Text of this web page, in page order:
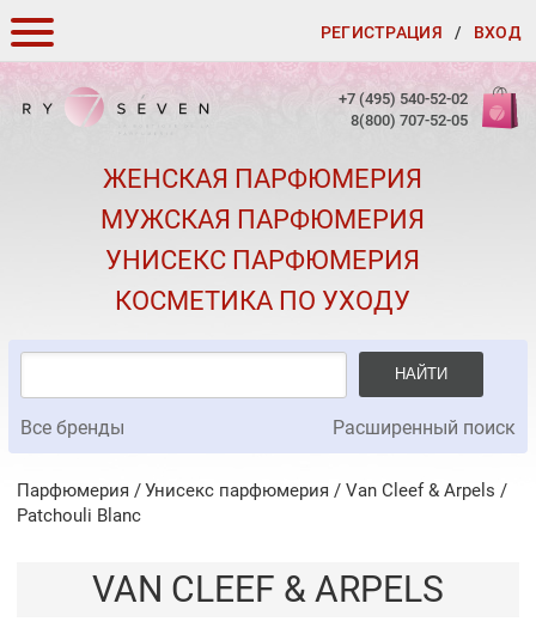
РЕГИСТРАЦИЯ / ВХОД
КАК ЗАКАЗАТЬ
СКИДКИ
КОНТАКТЫ
О КАЧЕСТВЕ
ПОДАРКИ К ЗАКАЗАМ
+7 (495) 540-52-02
8(800) 707-52-05
ЖЕНСКАЯ ПАРФЮМЕРИЯ
МУЖСКАЯ ПАРФЮМЕРИЯ
УНИСЕКС ПАРФЮМЕРИЯ
КОСМЕТИКА ПО УХОДУ
НАЙТИ
Все бренды Расширенный поиск
Парфюмерия Унисекс парфюмерия / Van Cleef & Arpels /
Patchouli Blanc
VAN CLEEF & ARPELS